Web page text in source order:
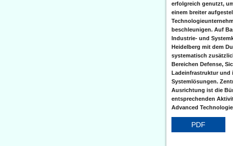
erfolgreich genutzt,
einem breiter
beschleunigen. Auf
Industrie- und
Heidelberg mit dem
systematisch
Bereichen Defense,
Ladeinfrastruktur und
Systemlösungen.
Ausrichtung ist die
entsprechenden
Advanced
PDF